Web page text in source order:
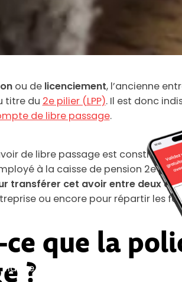
ou de licenciement, l’ancienne
titre du 2e pilier (LPP). Il est donc
de libre passage.
de libre passage est constitué
à la caisse de pension 2e
transférer cet avoir entre deux
ou encore pour répartir les
que la